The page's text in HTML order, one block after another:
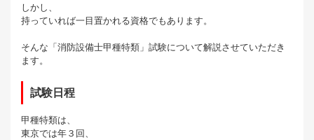
しかし、
持っていれば一目置かれる資格でもあります。
そんな「消防設備士甲種特類」試験について解説させていただき
ます。
試験日程
甲種特類は、
東京では年３回、